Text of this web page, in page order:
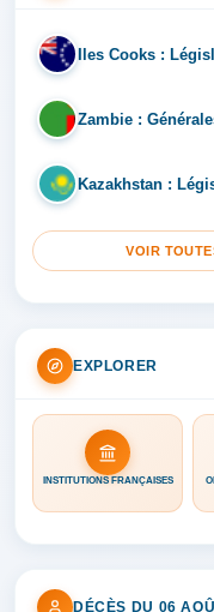
IL Iles Cooks :
ZA Zambie :
KA Kazakhstan :
VOIR
EXPLORER
INSTITUTIONS FRANÇAISES
DÉCÈS DU 06